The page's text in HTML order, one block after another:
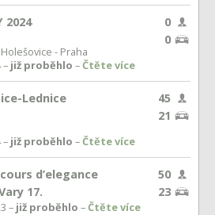
2024
- Praha
– již proběhlo –Čtěte více
0
0
Lednice
– již proběhlo –Čtěte více
45
21
d’elegance
17.
– již proběhlo –Čtěte více
50
23